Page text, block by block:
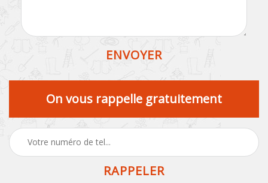
On vous rappelle gratuitement